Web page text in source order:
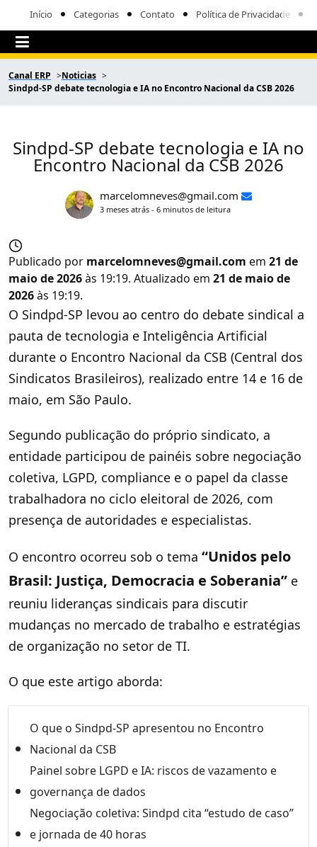
Início Categorias Contato Política de Privacidade
Canal ERP
Noticias
Sindpd-SP debate tecnologia e IA no Encontro Nacional da CSB 2026
Sindpd-SP debate tecnologia e IA no
Encontro Nacional da CSB 2026
marcelomneves@gmail.com
3 meses atrás - 6 minutos de leitura
Publicado por marcelomneves@gmail.com em 21 de
maio de 2026às 19:19. Atualizado em 21 de maio de
2026às 19:19.
O Sindpd-SP levou ao centro do debate sindical a
pauta de tecnologia e Inteligência Artificial
durante o Encontro Nacional da CSB (Central dos
Sindicatos Brasileiros), realizado entre 14 e 16 de
maio, em São Paulo.
Segundo publicação do próprio sindicato, a
entidade participou de painéis sobre negociação
coletiva, LGPD, compliance e o papel da classe
trabalhadora no ciclo eleitoral de 2026, com
presença de autoridades e especialistas.
O encontro ocorreu sob o tema “Unidos pelo
Brasil: Justiça, Democracia e Soberania” e
reuniu lideranças sindicais para discutir
mudanças no mercado de trabalho e estratégias
de organização no setor de TI.
O que este artigo aborda:
O que o Sindpd-SP apresentou no Encontro
Nacional da CSB
Painel sobre LGPD e IA: riscos de vazamento e
governança de dados
Negociação coletiva: Sindpd cita “estudo de caso”
e jornada de 40 horas